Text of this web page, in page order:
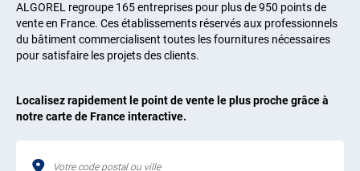
ALGOREL regroupe 165 entreprises pour plus de 950 points de
vente en France. Ces établissements réservés aux professionnels
du bâtiment commercialisent toutes les fournitures nécessaires
pour satisfaire les projets des clients.
Localisez rapidement le point de vente le plus proche grâce à
notre carte de France interactive.